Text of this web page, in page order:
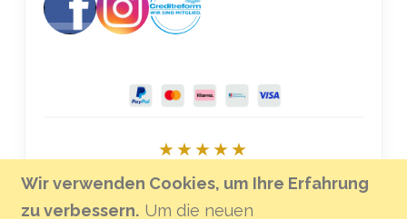
Wir verwenden Cookies, um Ihre Erfahrung
zu verbessern. Um die neuen
★★★★★
Bei Google bewerten